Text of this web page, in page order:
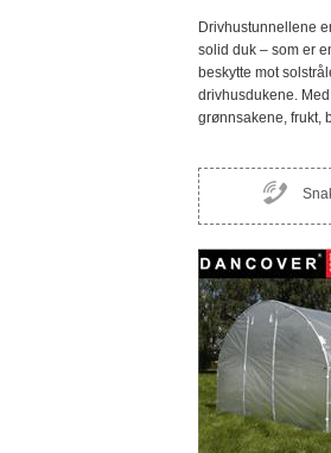
Drivhustunnellene
solid duk – som er
beskytte mot
drivhusdukene.
grønnsakene, frukt,